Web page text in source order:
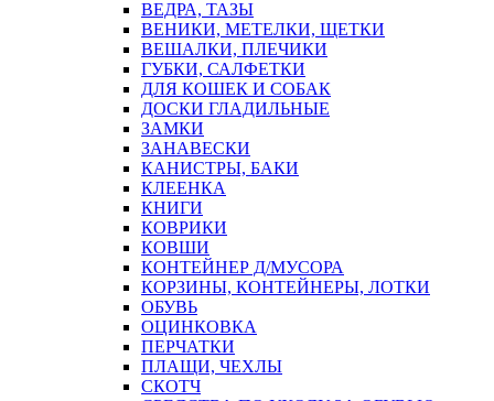
ВЕДРА, ТАЗЫ
ВЕНИКИ, МЕТЕЛКИ, ЩЕТКИ
ВЕШАЛКИ, ПЛЕЧИКИ
ГУБКИ, САЛФЕТКИ
ДЛЯ КОШЕК И СОБАК
ДОСКИ ГЛАДИЛЬНЫЕ
ЗАМКИ
ЗАНАВЕСКИ
КАНИСТРЫ, БАКИ
КЛЕЕНКА
КНИГИ
КОВРИКИ
КОВШИ
КОНТЕЙНЕР Д/МУСОРА
КОРЗИНЫ, КОНТЕЙНЕРЫ, ЛОТКИ
ОБУВЬ
ОЦИНКОВКА
ПЕРЧАТКИ
ПЛАЩИ, ЧЕХЛЫ
СКОТЧ